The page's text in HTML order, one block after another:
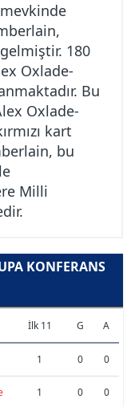
180
Oxlade-
Bu
Oxlade-
kart
bu
Milli
KONFERANS
İlk 11 G A
1 0 0
1 0 0